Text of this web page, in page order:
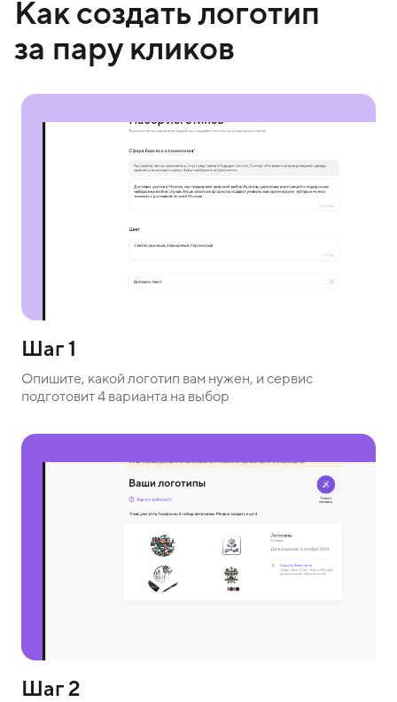
Как создать логотип
за пару кликов
Шаг 1
Опишите, какой логотип вам нужен, и сервис
подготовит 4 варианта на выбор
Шаг 2